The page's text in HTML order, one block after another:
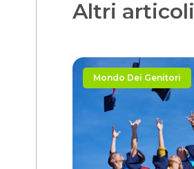
Altri articoli
Mondo Dei Genitori